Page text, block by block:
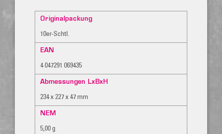
Originalpackung
10er-Schtl.
EAN
4 047291 069435
Abmessungen LxBxH
234 x 227 x 47 mm
NEM
5,00 g